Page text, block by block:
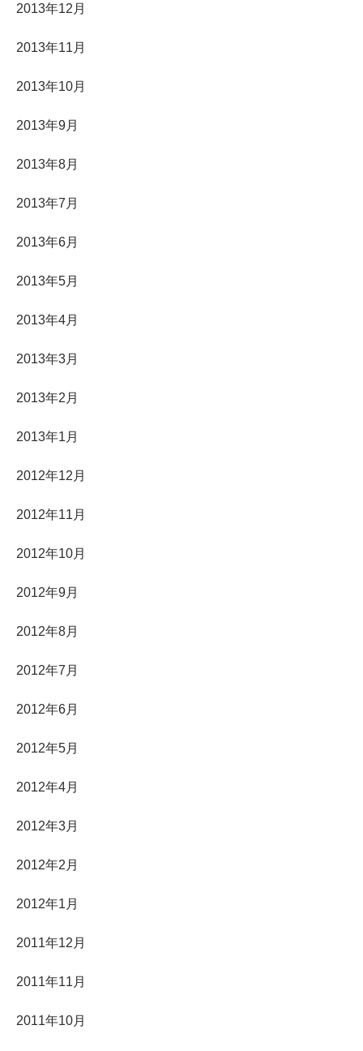
2013年12月
2013年11月
2013年10月
2013年9月
2013年8月
2013年7月
2013年6月
2013年5月
2013年4月
2013年3月
2013年2月
2013年1月
2012年12月
2012年11月
2012年10月
2012年9月
2012年8月
2012年7月
2012年6月
2012年5月
2012年4月
2012年3月
2012年2月
2012年1月
2011年12月
2011年11月
2011年10月